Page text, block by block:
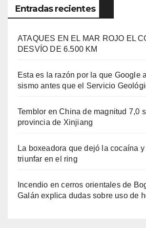
Entradas recientes
ATAQUES EN EL MAR ROJO EL
DESVÍO DE 6.500 KM
Esta es la razón por la que Google
sismo antes que el Servicio
Temblor en China de magnitud 7,0
provincia de Xinjiang
La boxeadora que dejó la cocaína
triunfar en el ring​
Incendio en cerros orientales de
Galán explica dudas sobre uso de